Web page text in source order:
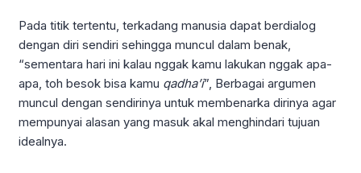
Pada titik tertentu, terkadang manusia dapat berdialog
dengan diri sendiri sehingga muncul dalam benak,
“sementara hari ini kalau nggak kamu lakukan nggak apa-
apa, toh besok bisa kamu qadha’i”, Berbagai argumen
muncul dengan sendirinya untuk membenarka dirinya agar
mempunyai alasan yang masuk akal menghindari tujuan
idealnya.